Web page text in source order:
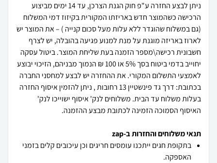
ניתן לבצע החזרה ע"פ חוק הגנת הצרכן, עד 14 ימים מביצוע
הרכישה כשהמוצר חדש באריזתו המקורית בקיזוז דמי המשלוח
(גם במשלוח שהוגדר ללא עלות מעל סכום קנייה ) – את המוצר יש
לארוז באריזה מוגנת על מנת למנוע פגיעה בהובלה, יש לצרף
חשבונית רכישה\מספר הזמנה בעת שליחת המוצר. ביטול עסקה
יחוייב בדמי ביטוח בסך 5% או 100 ₪ הנמוך מבניהם, הזיכוי יבוצע
לאמצעי התשלום המקורי. את ההחזרה יש לבצע למחסני החברה
בכתובת: דרך גד פינשטיין 13 רחובות , ניתן להזמין איסוף החזרה
בעלות משלוח עד הבית. משלוחים לנק' איסוף ישוייכו לנק'
האיסוף הסמוכה הזמינה לכתובת מבצע ההזמנה.
תנאי משלוחים והחזרות ב-zap
בתקופת חגים ייתכנו עומסים חריגים וכן עיכובים קלים בזמני
האספקה.